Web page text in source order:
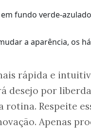
a aparência, os
rápida e
desejo por
rotina. Respeite
Apenas